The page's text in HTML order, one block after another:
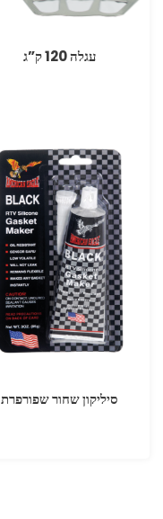
עגלה 120 ק”ג
סיליקון שחור שפורפרת